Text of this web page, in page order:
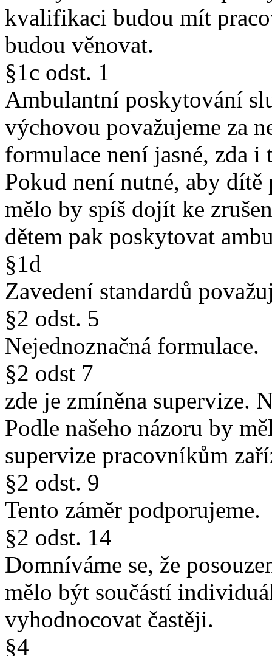
kvalifikaci budou mít
budou věnovat.
§1c odst. 1
Ambulantní poskytování
výchovou považujeme za
formulace není jasné, zda
Pokud není nutné, aby
mělo by spíš dojít ke
dětem pak poskytovat
§1d
Zavedení standardů
§2 odst. 5
Nejednoznačná formulace.
§2 odst 7
zde je zmíněna supervize.
Podle našeho názoru by
supervize pracovníkům
§2 odst. 9
Tento záměr podporujeme.
§2 odst. 14
Domníváme se, že
mělo být součástí
vyhodnocovat častěji.
§4